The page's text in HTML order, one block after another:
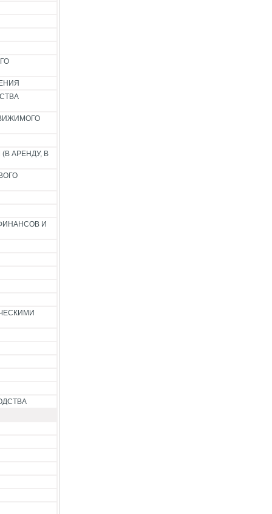
АРЕНДУ, В
И